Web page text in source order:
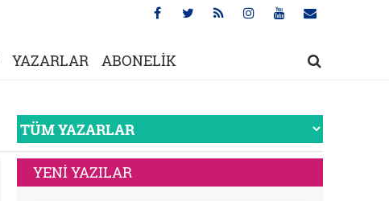
YAZARLAR ABONELİK
YENİ YAZILAR